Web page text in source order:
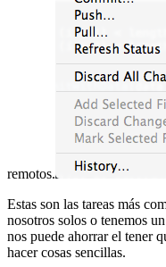
remotos.
Estas son las tareas más
nosotros solos o tenemos
nos puede ahorrar el tener
hacer cosas sencillas.